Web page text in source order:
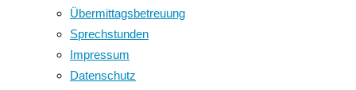
Übermittagsbetreuung
Sprechstunden
Impressum
Datenschutz